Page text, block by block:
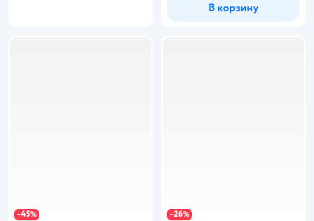
В корзину
−45% −26%